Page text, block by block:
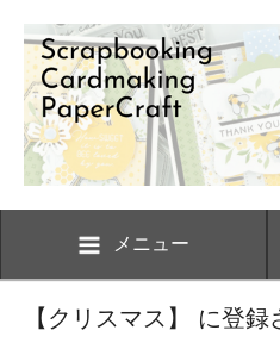
メニュー
【クリスマス】 に登